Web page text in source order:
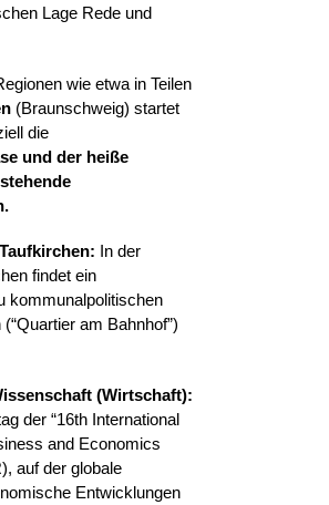
Lage Rede und
wie etwa in Teilen
(Braunschweig) startet
die
und der heiße
In der
findet ein
kommunalpolitischen
am Bahnhof”)
(Wirtschaft):
der “16th International
and Economics
auf der globale
Entwicklungen